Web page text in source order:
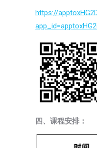
https://
四、课程安排：